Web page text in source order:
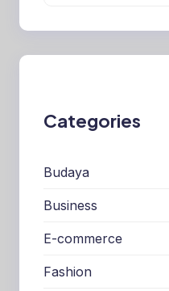
a
Categories
Budaya
Business
E-commerce
Fashion